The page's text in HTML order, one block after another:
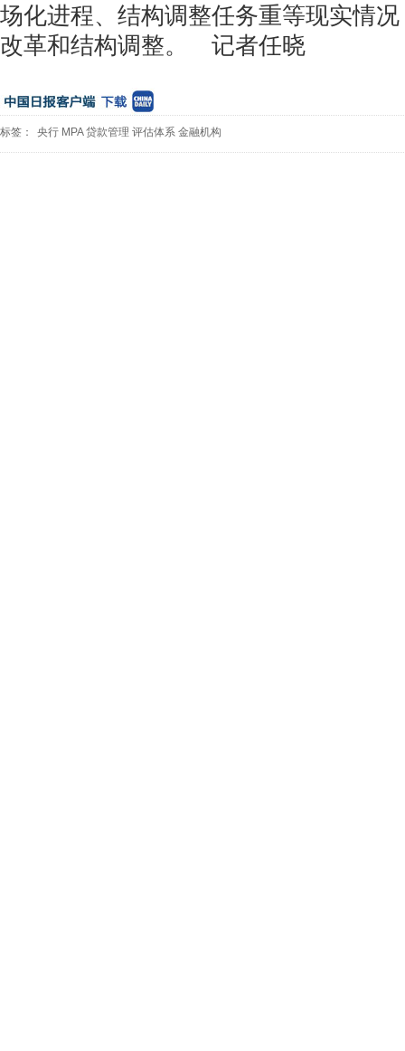
场化进程、结构调整任务重等现实情
改革和结构调整。 记者任晓
标签： 央行 MPA 贷款管理 评估体系 金融机构